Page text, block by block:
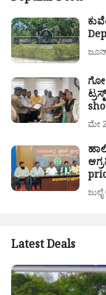
ಜೂನ್
ಮೇ
Latest Deals